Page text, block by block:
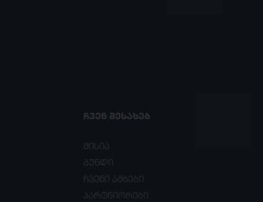
ᲩᲕᲔᲜ ᲨᲔᲡᲐᲮᲔᲑ
მისია
გუნდი
ჩვენი ამბები
პარტნიორები